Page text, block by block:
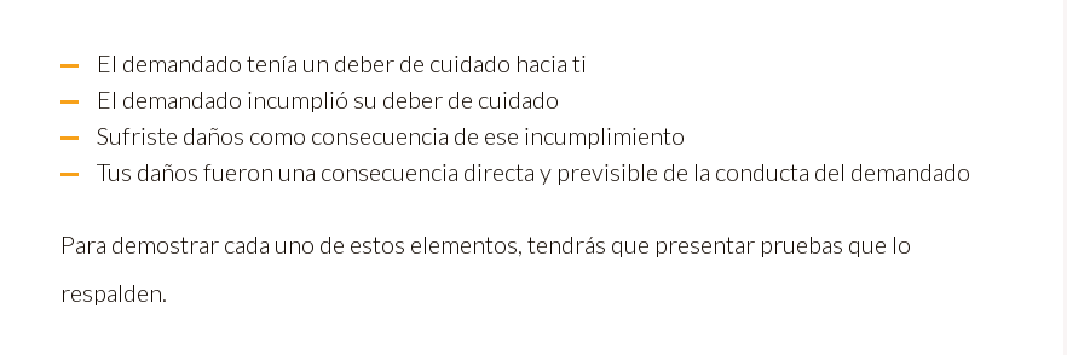
El demandado tenía un deber de cuidado hacia ti
El demandado incumplió su deber de cuidado
Sufriste daños como consecuencia de ese incumplimiento
Tus daños fueron una consecuencia directa y previsible de la conducta del demandado
Para demostrar cada uno de estos elementos, tendrás que presentar pruebas que lo
respalden.